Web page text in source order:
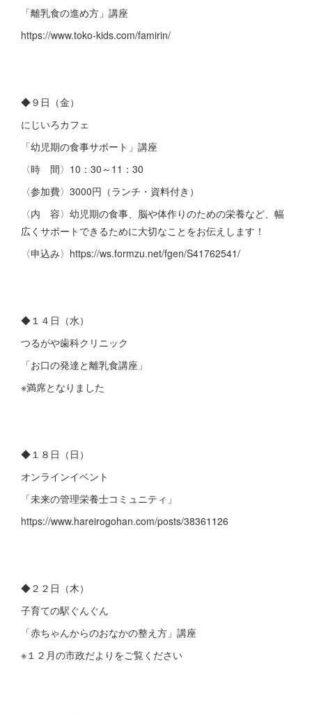
「離乳食の進め方」講座
https://www.toko-kids.com/famirin/
◆９日（金）
にじいろカフェ
「幼児期の食事サポート」講座
〈時 間〉10：30～11：30
〈参加費〉3000円（ランチ・資料付き）
〈内 容〉幼児期の食事、脳や体作りのための栄養など、幅
広くサポートできるために大切なことをお伝えします！
〈申込み〉https://ws.formzu.net/fgen/S41762541/
◆１４日（水）
つるがや歯科クリニック
「お口の発達と離乳食講座」
※満席となりました
◆１８日（日）
オンラインイベント
「未来の管理栄養士コミュニティ」
https://www.hareirogohan.com/posts/38361126
◆２２日（木）
子育ての駅ぐんぐん
「赤ちゃんからのおなかの整え方」講座
※１２月の市政だよりをご覧ください